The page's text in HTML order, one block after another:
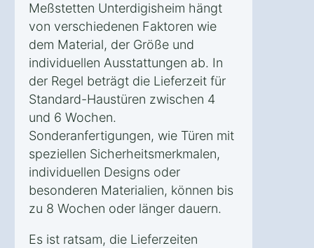
Meßstetten Unterdigisheim hängt
von verschiedenen Faktoren wie
dem Material, der Größe und
individuellen Ausstattungen ab. In
der Regel beträgt die Lieferzeit für
Standard-Haustüren zwischen 4
und 6 Wochen.
Sonderanfertigungen, wie Türen mit
speziellen Sicherheitsmerkmalen,
individuellen Designs oder
besonderen Materialien, können bis
zu 8 Wochen oder länger dauern.
Es ist ratsam, die Lieferzeiten